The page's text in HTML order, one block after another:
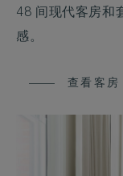
48 间现代客房和
感。
查看客房